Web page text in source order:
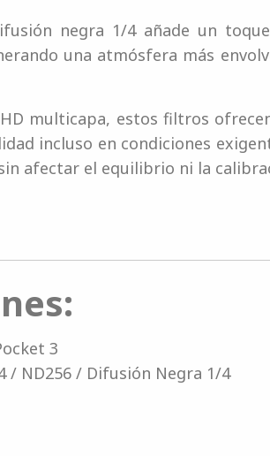
negra 1/4 añade un
una atmósfera más
multicapa, estos filtros
incluso en condiciones
afectar el equilibrio ni la
3
/ ND256 / Difusión Negra 1/4